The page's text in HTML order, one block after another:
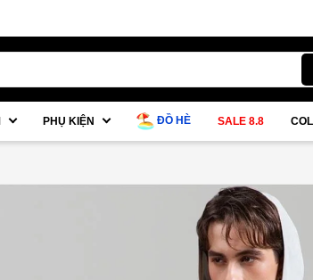
PHỤ KIỆN ĐỒ HÈ SALE 8.8